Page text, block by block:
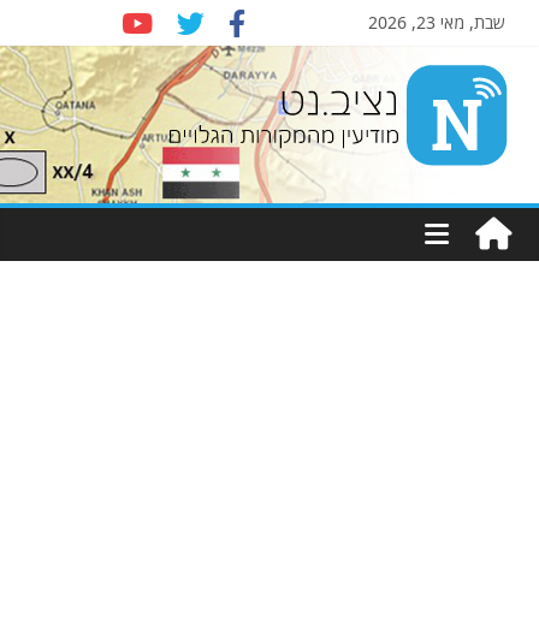
שבת, מאי 23, 2026
Nziv.net
מודיעין
מהמקורות